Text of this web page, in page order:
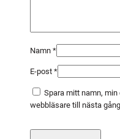
Namn *
E-post *
Spara mitt namn,
webbläsare till nästa